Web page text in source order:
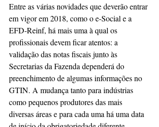
Entre as várias novidades que deverão entrar
em vigor em 2018, como o e-Social e a
EFD-Reinf, há mais uma à qual os
profissionais devem ficar atentos: a
validação das notas fiscais junto às
Secretarias da Fazenda dependerá do
preenchimento de algumas informações no
GTIN. A mudança tanto para indústrias
como pequenos produtores das mais
diversas áreas e para cada uma há uma data